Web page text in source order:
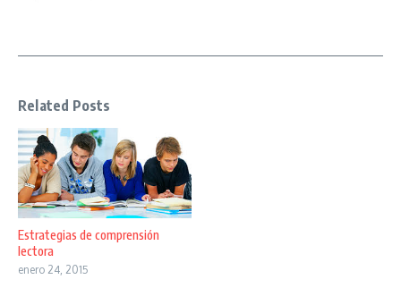
Related Posts
Estrategias de comprensión
lectora
enero 24, 2015